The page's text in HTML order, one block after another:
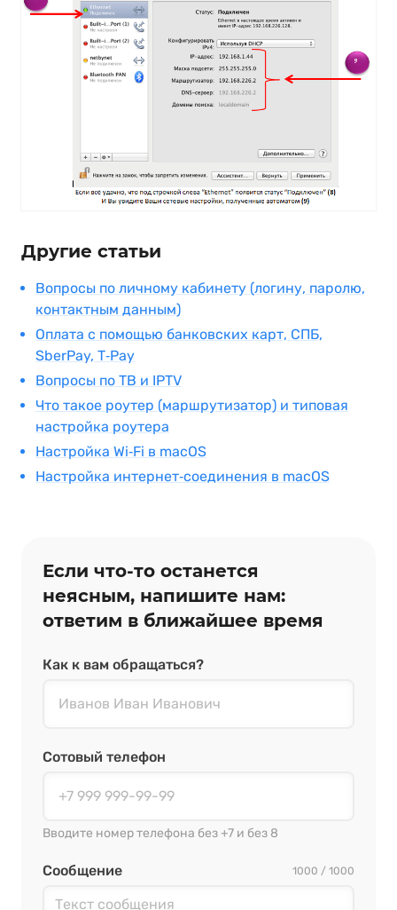
Другие статьи
Вопросы по личному кабинету (логину, паролю,
контактным данным)
Оплата с помощью банковских карт, СПБ,
SberPay, T‑Pay
Вопросы по ТВ и IPTV
Что такое роутер (маршрутизатор) и типовая
настройка роутера
Настройка Wi‑Fi в macOS
Настройка интернет‑соединения в macOS
Если что‑то останется
неясным, напишите нам:
ответим в ближайшее время
Как к вам обращаться?
Сотовый телефон
Вводите номер телефона без +7 и без 8
Сообщение 1000 / 1000